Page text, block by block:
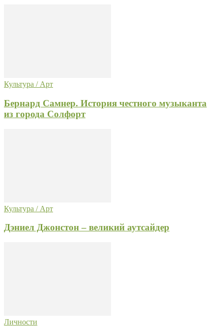
Культура / Арт
Бернард Самнер. История честного музыканта
из города Солфорт
Культура / Арт
Дэниел Джонстон – великий аутсайдер
Личности